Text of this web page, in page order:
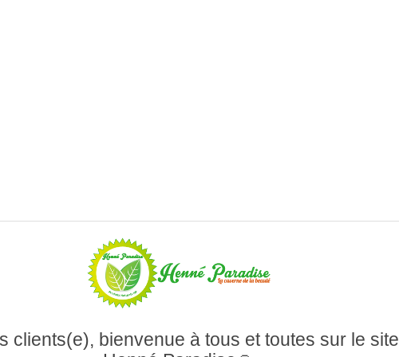
clients(e), bienvenue à tous et toutes sur le site